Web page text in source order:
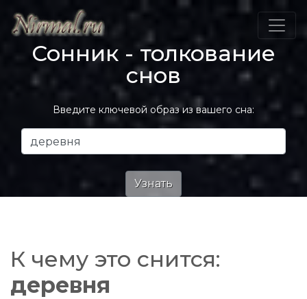
Сонник - толкование
снов
Введите ключевой образ из вашего сна:
К чему это снится:
деревня